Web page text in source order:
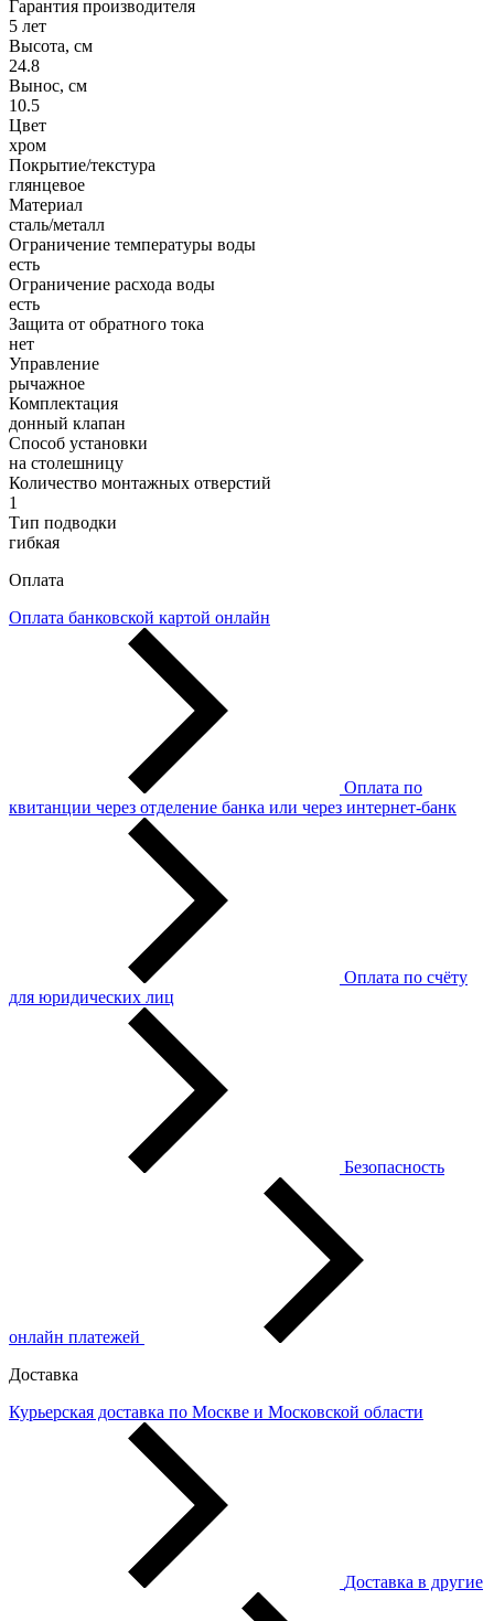
Гарантия производителя
5 лет
Высота, см
24.8
Вынос, см
10.5
Цвет
хром
Покрытие/текстура
глянцевое
Материал
сталь/металл
Ограничение температуры воды
есть
Ограничение расхода воды
есть
Защита от обратного тока
нет
Управление
рычажное
Комплектация
донный клапан
Способ установки
на столешницу
Количество монтажных отверстий
1
Тип подводки
гибкая
Оплата
Оплата банковской картой онлайн
Оплата по
квитанции через отделение банка или через интернет-банк
Оплата по счёту
для юридических лиц
Безопасность
онлайн платежей
Доставка
Курьерская доставка по Москве и Московской области
Доставка в другие